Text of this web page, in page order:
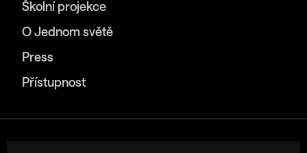
Školní projekce
O Jednom světě
Press
Přístupnost